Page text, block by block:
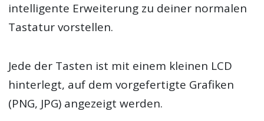
intelligente Erweiterung zu deiner normalen
Tastatur vorstellen.
Jede der Tasten ist mit einem kleinen LCD
hinterlegt, auf dem vorgefertigte Grafiken
(PNG, JPG) angezeigt werden.